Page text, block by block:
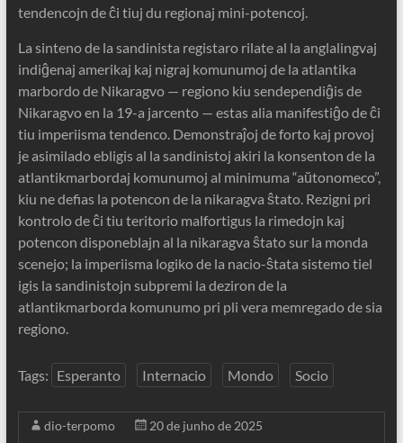
tendencojn de ĉi tiuj du regionaj mini-potencoj.
La sinteno de la sandinista registaro rilate al la anglalingvaj
indiĝenaj amerikaj kaj nigraj komunumoj de la atlantika
marbordo de Nikaragvo — regiono kiu sendependiĝis de
Nikaragvo en la 19-a jarcento — estas alia manifestiĝo de ĉi
tiu imperiisma tendenco. Demonstraĵoj de forto kaj provoj
je asimilado ebligis al la sandinistoj akiri la konsenton de la
atlantikmarbordaj komunumoj al minimuma “aŭtonomeco”,
kiu ne defias la potencon de la nikaragva ŝtato. Rezigni pri
kontrolo de ĉi tiu teritorio malfortigus la rimedojn kaj
potencon disponeblajn al la nikaragva ŝtato sur la monda
scenejo; la imperiisma logiko de la nacio-ŝtata sistemo tiel
igis la sandinistojn subpremi la deziron de la
atlantikmarborda komunumo pri pli vera memregado de sia
regiono.
Tags: Esperanto Internacio Mondo Socio
dio-terpomo
20 de junho de 2025